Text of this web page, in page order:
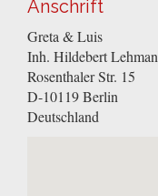
Anschrift
Greta & Luis
Inh. Hildebert
Rosenthaler Str. 15
D-10119Berlin
Deutschland